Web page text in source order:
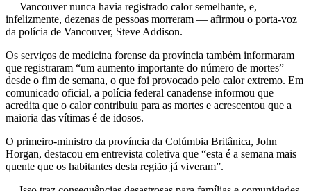
— Vancouver nunca havia registrado calor semelhante, e,
infelizmente, dezenas de pessoas morreram — afirmou o porta-voz
da polícia de Vancouver, Steve Addison.
Os serviços de medicina forense da província também informaram
que registraram “um aumento importante do número de mortes”
desde o fim de semana, o que foi provocado pelo calor extremo. Em
comunicado oficial, a polícia federal canadense informou que
acredita que o calor contribuiu para as mortes e acrescentou que a
maioria das vítimas é de idosos.
O primeiro-ministro da província da Colúmbia Britânica, John
Horgan, destacou em entrevista coletiva que “esta é a semana mais
quente que os habitantes desta região já viveram”.